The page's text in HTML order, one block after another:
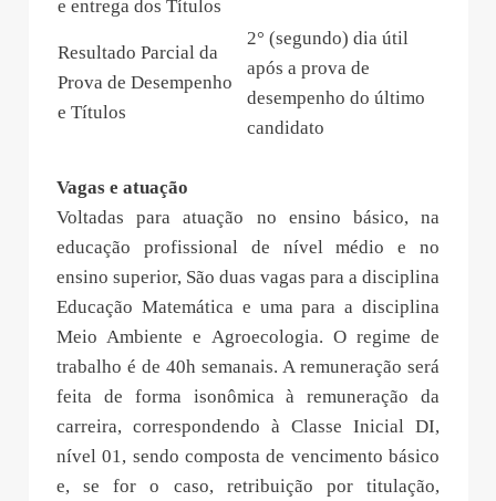
e entrega dos Títulos
Resultado Parcial da
Prova de Desempenho
e Títulos
2° (segundo) dia útil
após a prova de
desempenho do último
candidato
Vagas e atuação
Voltadas para atuação no ensino básico, na
educação profissional de nível médio e no
ensino superior, São duas vagas para a disciplina
Educação Matemática e uma para a disciplina
Meio Ambiente e Agroecologia. O regime de
trabalho é de 40h semanais. A remuneração será
feita de forma isonômica à remuneração da
carreira, correspondendo à Classe Inicial DI,
nível 01, sendo composta de vencimento básico
e, se for o caso, retribuição por titulação,